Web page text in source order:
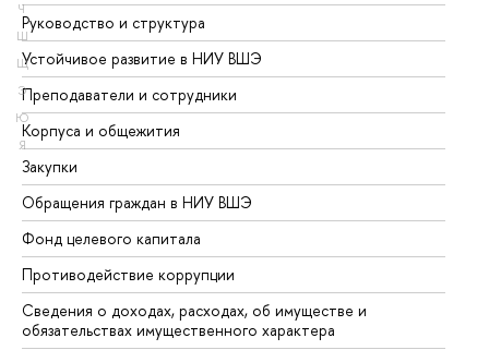
Ч
Ш
Щ
Э
Ю
Я
Руководство и структура
Устойчивое развитие в НИУ ВШЭ
Преподаватели и сотрудники
Корпуса и общежития
Закупки
Обращения граждан в НИУ ВШЭ
Фонд целевого капитала
Противодействие коррупции
Сведения о доходах, расходах, об имуществе и
обязательствах имущественного характера